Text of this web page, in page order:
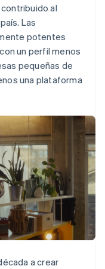
al
Las
potentes
un perfil menos
pequeñas de
una plataforma
a crear